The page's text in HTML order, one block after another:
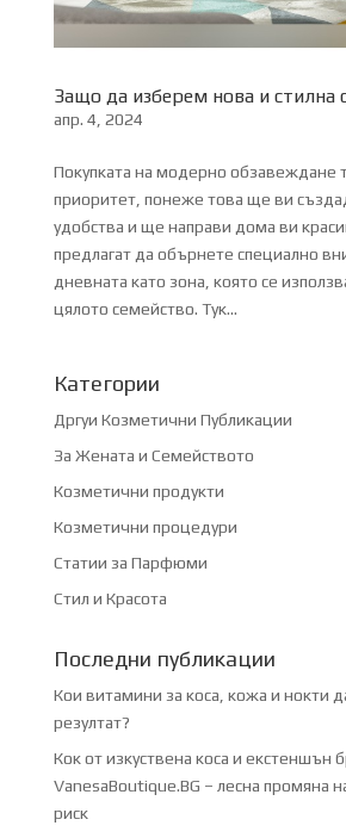
Защо да изберем нова и стилна
апр. 4, 2024
Покупката на модерно обзавеждане
приоритет, понеже това ще ви
удобства и ще направи дома ви
предлагат да обърнете специално
дневната като зона, която се
цялото семейство. Тук...
Категории
Дргуи Козметични Публикации
За Жената и Семейството
Козметични продукти
Козметични процедури
Статии за Парфюми
Стил и Красота
Последни публикации
Кои витамини за коса, кожа и нокти
резултат?
Кок от изкуствена коса и екстеншън
VanesaBoutique.BG – лесна промяна
риск